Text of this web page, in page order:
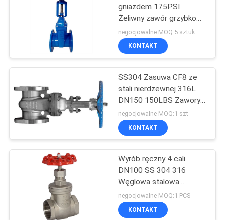
gniazdem 175PSI
Żeliwny zawór grzybkowy
Typ podnoszenia
Ćwierćobrotowy ruch
obrotowy Końce
negocjowalne MOQ:5 sztuk
KONTAKT
SS304 Zasuwa CF8 ze
stali nierdzewnej 316L
DN150 150LBS Zawory
zasuwowe ASME B16.1
CL125
negocjowalne MOQ:1 szt
KONTAKT
Wyrób ręczny 4 cali
DN100 SS 304 316
Węglowa stalowa
nierdzewna 6 cali zawór
bramkowy
negocjowalne MOQ:1 PCS
KONTAKT